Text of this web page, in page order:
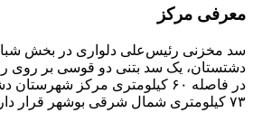
معرفی مرکز
سد مخزنی رئیس‌علی دلواری در بخش
دشتستان، یک سد بتنی دو قوسی بر روی
در فاصله ۶۰ کیلومتری مرکز
۷۳ کیلومتری شمال شرقی بوشهر قرار دارد.